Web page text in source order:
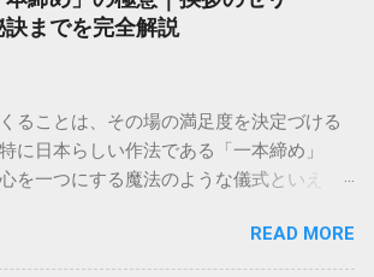
な連絡先を選ぶことです。この記事で
から営業所への電話連絡、再配達の依頼
方でも迷わずに解決できる方法を詳しく
トワークを持つ大手運送会社です。特に
、そして企業間の輸送において圧倒的な
人で利用する場合、他の宅配業者と少し
。地域に密着した各拠点が配送をコント
までを完全解説
ることは、その場の満足度を決定づける
に日本らしい作法である「一本締め」
を一つにする魔法のような儀式といえる
自信がない」と不安を感じる方も多いは
は、ビジネスからカジュアルな集まりま
READ MORE